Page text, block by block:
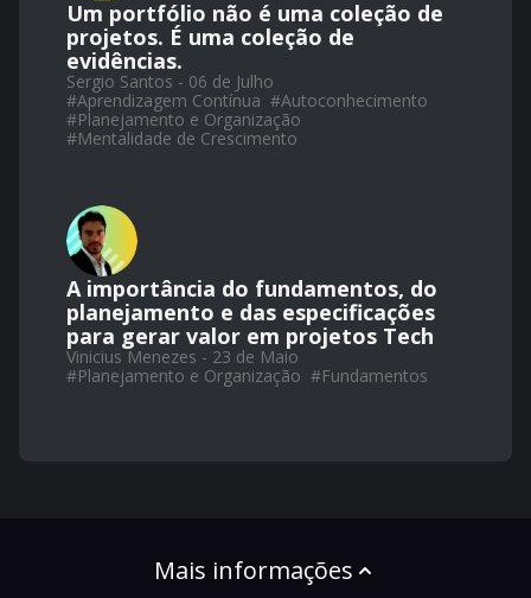
Um portfólio não é uma coleção de
projetos. É uma coleção de
evidências.
Sergio Santos - 06 de Julho
#Aprendizagem Contínua #Autoconhecimento
#Planejamento e Organização
#Mentalidade de Crescimento
A importância do fundamentos, do
planejamento e das especificações
para gerar valor em projetos Tech
Vinicius Menezes - 23 de Maio
#Planejamento e Organização #Fundamentos
Mais informações